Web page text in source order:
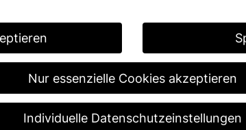
Nur essenzielle Cookies akzeptieren
Individuelle Datenschutzeinstellungen